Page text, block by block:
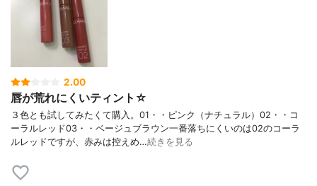
2.00
唇が荒れにくいティント☆
３色とも試してみたくて購入。01・・ピンク（ナチュラル）02・・コ
ーラルレッド03・・ベージュブラウン一番落ちにくいのは02のコーラ
ルレッドですが、赤みは控えめ…続きを見る